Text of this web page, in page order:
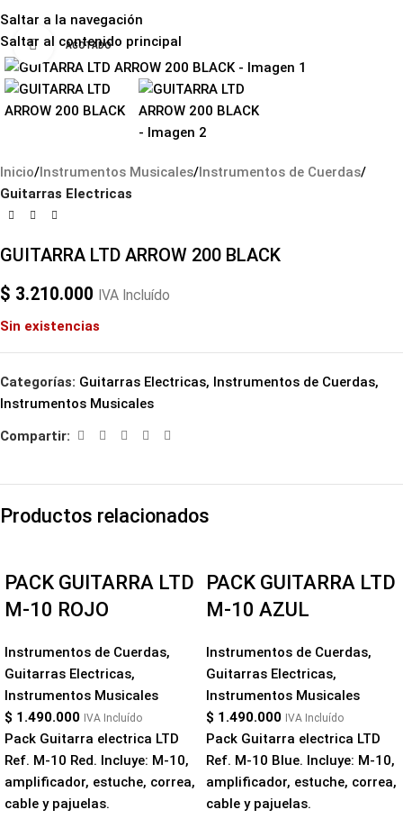
Saltar a la navegación
Saltar al contenido principal
AGOTADO
Haga clic para ampliar
Inicio Instrumentos Musicales Instrumentos de Cuerdas
Guitarras Electricas
GUITARRA LTD ARROW 200 BLACK
$ 3.210.000 IVA Incluído
Sin existencias
Categorías: Guitarras Electricas, Instrumentos de Cuerdas,
Instrumentos Musicales
Compartir:
Productos relacionados
PACK GUITARRA LTD
M-10 ROJO
Instrumentos de Cuerdas,
Guitarras Electricas,
Instrumentos Musicales
$ 1.490.000 IVA Incluído
Pack Guitarra electrica LTD
Ref. M-10 Red. Incluye: M-10,
amplificador, estuche, correa,
cable y pajuelas.
PACK GUITARRA LTD
M-10 AZUL
Instrumentos de Cuerdas,
Guitarras Electricas,
Instrumentos Musicales
$ 1.490.000 IVA Incluído
Pack Guitarra electrica LTD
Ref. M-10 Blue. Incluye: M-10,
amplificador, estuche, correa,
cable y pajuelas.